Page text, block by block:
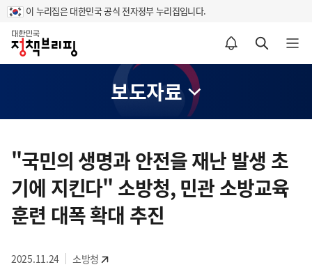
이 누리집은 대한민국 공식 전자정부 누리집입니다.
홈
알림설정 바로가기 검색 바로가기 메뉴 열기
보도자료
텐
영
역
"국민의 생명과 안전을 재난 발생 초
기에 지킨다" 소방청, 민관 소방교육
훈련 대폭 확대 추진
2025.11.24 소방청